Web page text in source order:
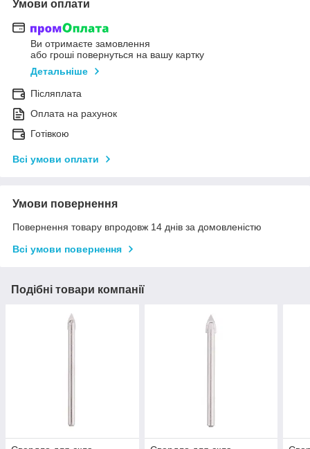
Умови оплати
Ви отримаєте замовлення
або гроші повернуться на вашу картку
Детальніше
Післяплата
Оплата на рахунок
Готівкою
Всі умови оплати
Умови повернення
Повернення товару впродовж 14 днів за домовленістю
Всі умови повернення
Подібні товари компанії